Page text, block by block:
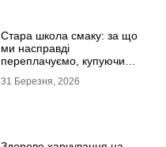
Стара школа смаку: за що
ми насправді
переплачуємо, купуючи
31 Березня, 2026